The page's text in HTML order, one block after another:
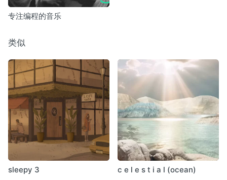
专注编程的音乐
类似
sleepy 3 c e l e s t i a l (ocean)